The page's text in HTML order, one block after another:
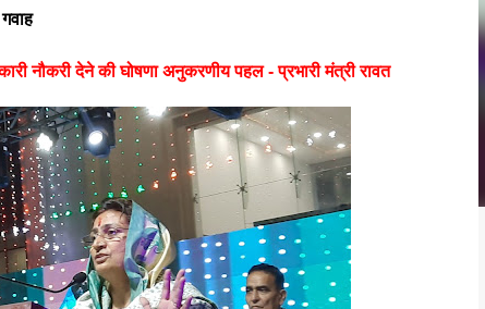
नौकरी देने की घोषणा अनुकरणीय पहल - प्रभारी मंत्री रावत